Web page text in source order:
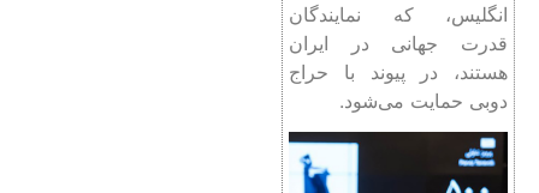
انگلیس، که نمایندگان
قدرت جهانی در ایران
هستند، در پیوند با حراج
دوبی حمایت می‌شود.